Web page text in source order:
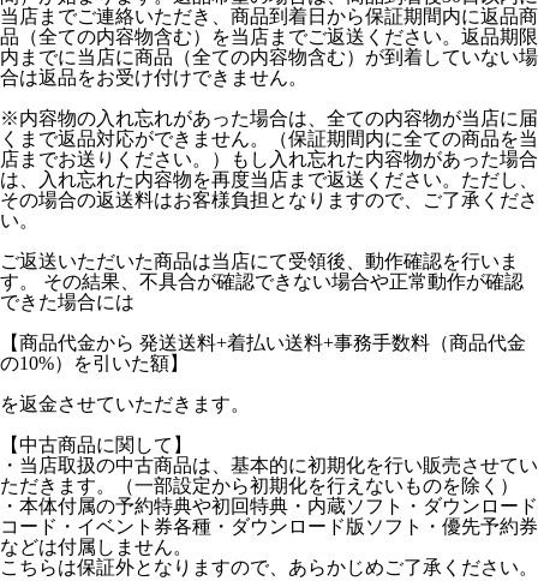
当店までご連絡いただき、商品到着日から保証期間内に返品商
品（全ての内容物含む）を当店までご返送ください。返品期限
内までに当店に商品（全ての内容物含む）が到着していない場
合は返品をお受け付けできません。
※内容物の入れ忘れがあった場合は、全ての内容物が当店に届
くまで返品対応ができません。（保証期間内に全ての商品を当
店までお送りください。）もし入れ忘れた内容物があった場合
は、入れ忘れた内容物を再度当店まで返送ください。ただし、
その場合の返送料はお客様負担となりますので、ご了承くださ
い。
ご返送いただいた商品は当店にて受領後、動作確認を行いま
す。 その結果、不具合が確認できない場合や正常動作が確認
できた場合には
【商品代金から 発送送料+着払い送料+事務手数料（商品代金
の10%）を引いた額】
を返金させていただきます。
【中古商品に関して】
・当店取扱の中古商品は、基本的に初期化を行い販売させてい
ただきます。（一部設定から初期化を行えないものを除く）
・本体付属の予約特典や初回特典・内蔵ソフト・ダウンロード
コード・イベント券各種・ダウンロード版ソフト・優先予約券
などは付属しません。
こちらは保証外となりますので、あらかじめご了承ください。